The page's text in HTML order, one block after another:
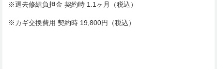
※退去修繕負担金 契約時 1.1ヶ月（税込）
※カギ交換費用 契約時 19,800円（税込）